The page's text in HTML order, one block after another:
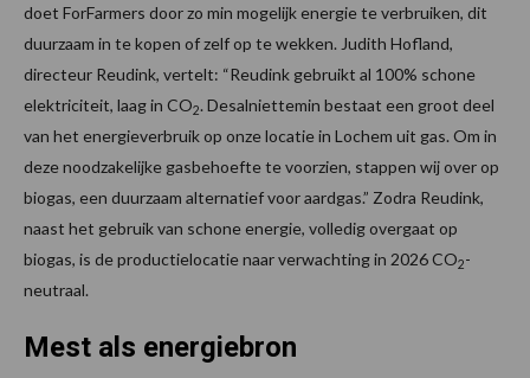
doet ForFarmers door zo min mogelijk energie te verbruiken, dit
duurzaam in te kopen of zelf op te wekken. Judith Hofland,
directeur Reudink, vertelt: “Reudink gebruikt al 100% schone
elektriciteit, laag in CO2. Desalniettemin bestaat een groot deel
van het energieverbruik op onze locatie in Lochem uit gas. Om in
deze noodzakelijke gasbehoefte te voorzien, stappen wij over op
biogas, een duurzaam alternatief voor aardgas.” Zodra Reudink,
naast het gebruik van schone energie, volledig overgaat op
biogas, is de productielocatie naar verwachting in 2026 CO2-
neutraal.
Mest als energiebron